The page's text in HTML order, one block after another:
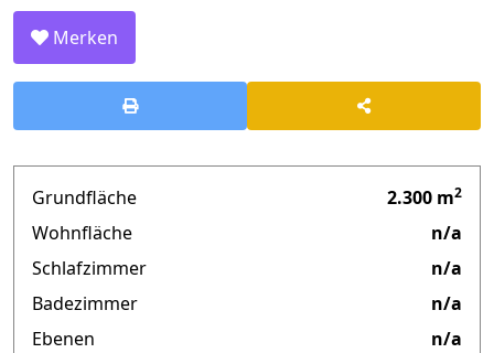
Merken
Grundfläche 2.300 m2
Wohnfläche
n/a
Schlafzimmer
n/a
Badezimmer
n/a
Ebenen
n/a